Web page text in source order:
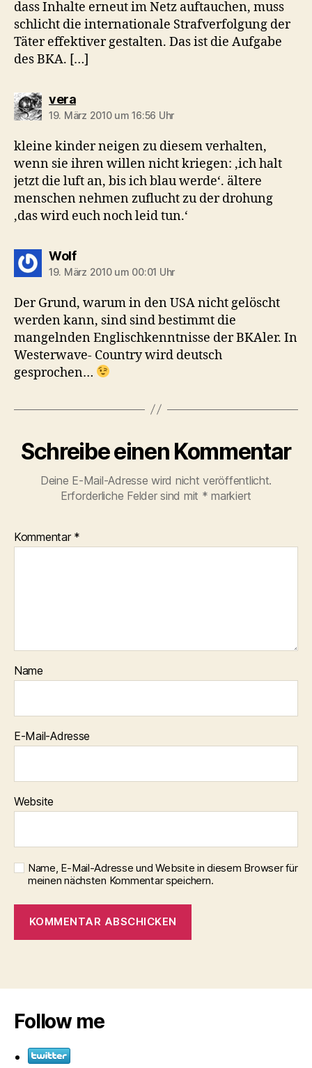
dass Inhalte erneut im Netz auftauchen, muss
schlicht die internationale Strafverfolgung der
Täter effektiver gestalten. Das ist die Aufgabe
des BKA. […]
verasagt:
19. März 2010 um 16:56 Uhr
kleine kinder neigen zu diesem verhalten,
wenn sie ihren willen nicht kriegen: ‚ich halt
jetzt die luft an, bis ich blau werde‘. ältere
menschen nehmen zuflucht zu der drohung
‚das wird euch noch leid tun.‘
Wolfsagt:
19. März 2010 um 00:01 Uhr
Der Grund, warum in den USA nicht gelöscht
werden kann, sind sind bestimmt die
mangelnden Englischkenntnisse der BKAler. In
Westerwave- Country wird deutsch
gesprochen…
Schreibe einen Kommentar
Deine E-Mail-Adresse wird nicht veröffentlicht.
Erforderliche Felder sind mit * markiert
Kommentar *
Name
E-Mail-Adresse
Website
Name, E-Mail-Adresse und Website in diesem Browser für
meinen nächsten Kommentar speichern.
Follow me